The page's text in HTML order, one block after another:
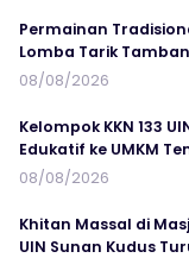
Permainan
Lomba Tarik
08/08/2026
Kelompok KKN 133
Edukatif ke UMKM
08/08/2026
Khitan Massal di
UIN Sunan Kudus